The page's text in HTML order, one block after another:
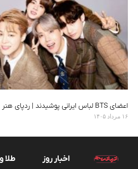
اعضای BTS لباس ایرانی پوشیدند | ردپای هنر ایرانی در استایل جهانی
۱۶ مرداد ۱۴۰۵
اخبار روز طلا